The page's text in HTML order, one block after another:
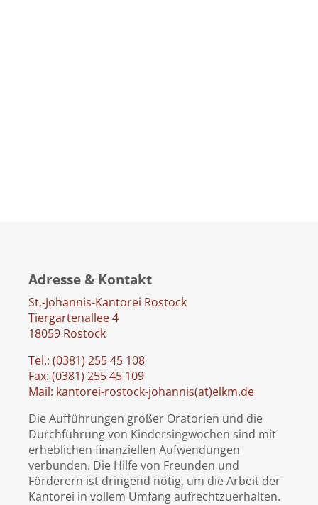
Adresse & Kontakt
St.-Johannis-Kantorei Rostock
Tiergartenallee 4
18059 Rostock
Tel.: (0381) 255 45 108
Fax: (0381) 255 45 109
Mail: kantorei-rostock-johannis(at)elkm.de
Die Aufführungen großer Oratorien und die
Durchführung von Kindersingwochen sind mit
erheblichen finanziellen Aufwendungen
verbunden. Die Hilfe von Freunden und
Förderern ist dringend nötig, um die Arbeit der
Kantorei in vollem Umfang aufrechtzuerhalten.